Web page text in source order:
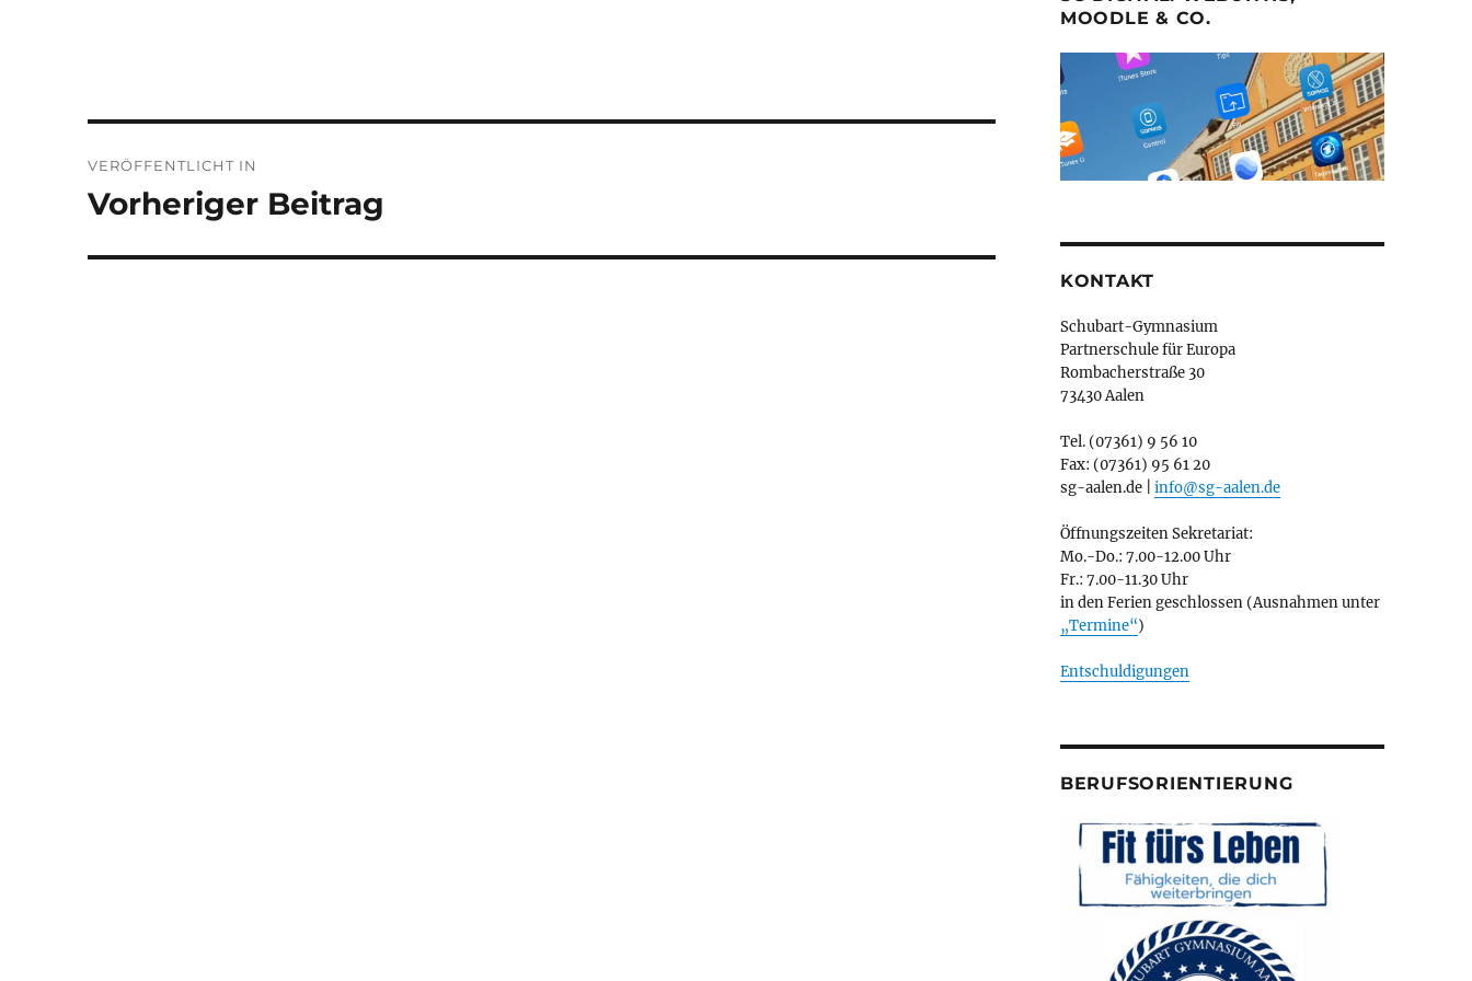
VERÖFFENTLICHT IN
Vorheriger Beitrag
MOODLE & CO.
KONTAKT
Schubart-Gymnasium
Partnerschule für Europa
Rombacherstraße 30
73430 Aalen
Tel. (07361) 9 56 10
Fax: (07361) 95 61 20
sg-aalen.de | info@sg-aalen.de
Öffnungszeiten Sekretariat:
Mo.-Do.: 7.00-12.00 Uhr
Fr.: 7.00-11.30 Uhr
in den Ferien geschlossen (Ausnahmen unter
„Termine“)
Entschuldigungen
BERUFSORIENTIERUNG